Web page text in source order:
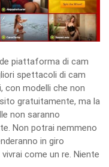
piattaforma di cam
spettacoli di cam
con modelli che non
gratuitamente, ma la
non saranno
Non potrai nemmeno
in giro
come un re. Niente